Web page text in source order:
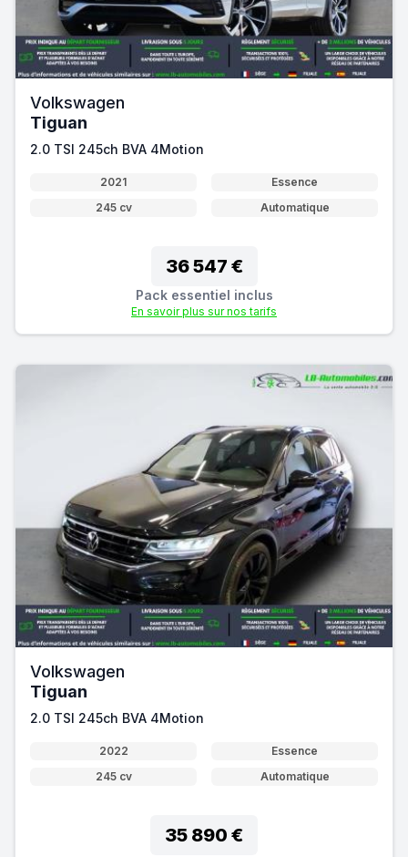
Volkswagen
Tiguan
2.0 TSI 245ch BVA 4Motion
2021
Essence
245 cv
Automatique
36 547 €
Pack essentiel inclus
En savoir plus sur nos tarifs
Volkswagen
Tiguan
2.0 TSI 245ch BVA 4Motion
2022
Essence
245 cv
Automatique
35 890 €